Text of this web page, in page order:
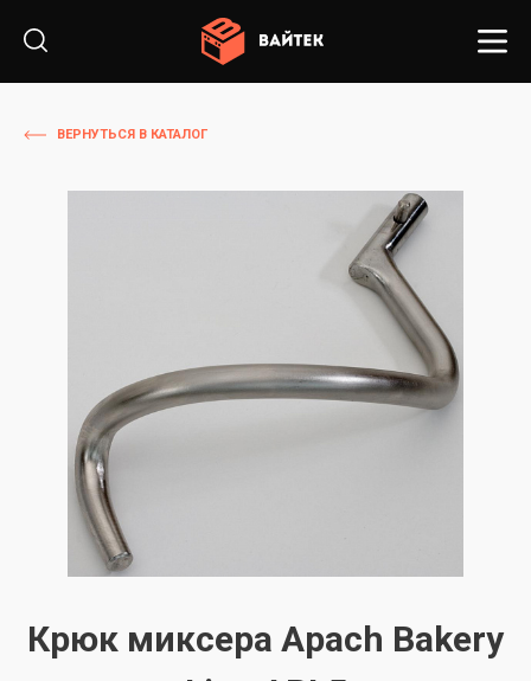
ВЕРНУТЬСЯ В КАТАЛОГ
Крюк миксера Apach Bakery